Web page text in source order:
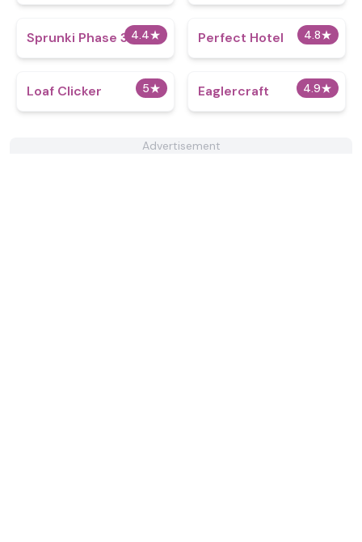
4.4★
Sprunki Phase 365 4.8★
Perfect Hotel
5★
Loaf Clicker 4.9★
Eaglercraft
Advertisement